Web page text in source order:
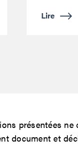
Lire
présentées
document et